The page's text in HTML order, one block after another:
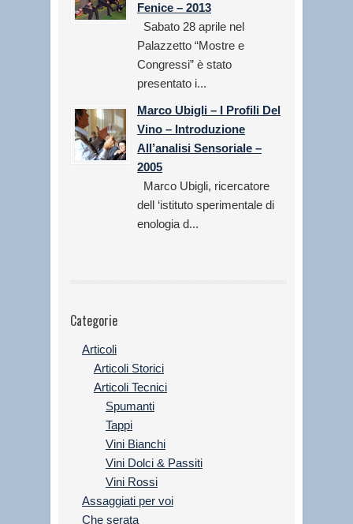
Fenice – 2013
Sabato 28 aprile nel
Palazzetto “Mostre e
Congressi” è stato
presentato i...
Marco Ubigli – I Profili Del
Vino – Introduzione
All’analisi Sensoriale –
2005
Marco Ubigli, ricercatore
dell ‘istituto sperimentale di
enologia d...
Categorie
Articoli
Articoli Storici
Articoli Tecnici
Spumanti
Tappi
Vini Bianchi
Vini Dolci & Passiti
Vini Rossi
Assaggiati per voi
Che serata